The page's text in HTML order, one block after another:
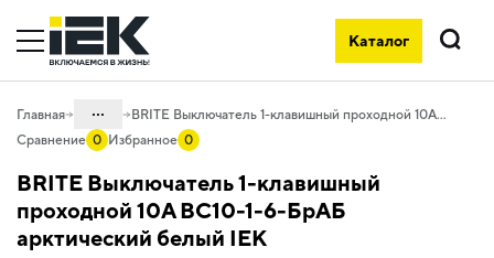
Каталог
Поиск
Главная ...
06. Изделия электроустановочные,
удлинители и силовые разъемы
BRITE Выключатель 1-клавишный проходной 10А ВС10-1-6-БрАБ арктический белый IEK
Сравнение 0 Избранное 0
BRITE Выключатель 1-клавишный
проходной 10А ВС10-1-6-БрАБ
арктический белый IEK